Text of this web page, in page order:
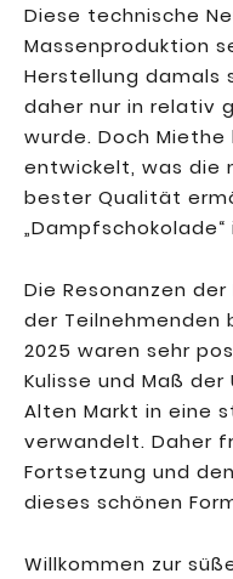
Diese technische
Massenproduktion
Herstellung damals
daher nur in relativ
wurde. Doch
entwickelt, was die
bester Qualität
„Dampfschokolade“
Die Resonanzen
der Teilnehmenden
2025 waren sehr
Kulisse und Maß
Alten Markt in eine
verwandelt. Daher
Fortsetzung und
dieses schönen
Willkommen zur